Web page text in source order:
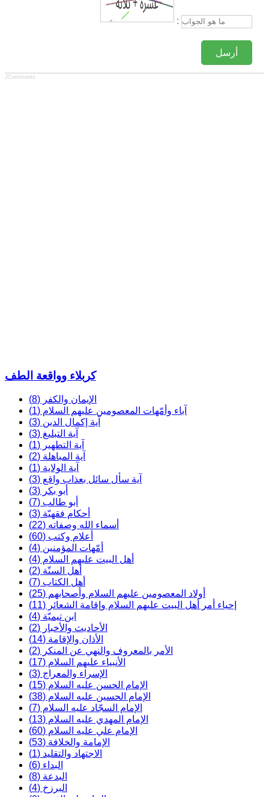
:
أرسل
JComments
كربلاء وواقعة الطف
الإيمان والكفر (8)
آباء وأمّهات المعصومين عليهم السلام (1)
آية إكمال الدين (3)
آية التبليغ (3)
آية التطهير (1)
آية المباهلة (2)
آية الولاية (1)
آية سأل سائل بعذاب واقع (3)
أبو بكر (3)
أبو طالب (7)
أحكام فقهيّة (3)
أسماء الله وصفاته (22)
أعلام وكتب (60)
أمّهات المؤمنين (4)
أهل البيت عليهم السلام (4)
أهل السنّة (2)
أهل الكتاب (7)
أولاد المعصومين عليهم السلام وأصحابهم (25)
إحياء أمر أهل البيت عليهم السلام وإقامة الشعائر (11)
ابن تيميّة (4)
الأحاديث والأخبار (2)
الأذان والإقامة (14)
الأمر بالمعروف والنهي عن المنكر (2)
الأنبياء عليهم السلام (17)
الإسراء والمعراج (3)
الإمام الحسن عليه السلام (15)
الإمام الحسين عليه السلام (38)
الإمام السجّاد عليه السلام (7)
الإمام المهدي عليه السلام (13)
الإمام علي عليه السلام (60)
الإمامة والخلافة (53)
الاجتهاد والتقليد (1)
البداء (6)
البدعة (8)
البرزخ (4)